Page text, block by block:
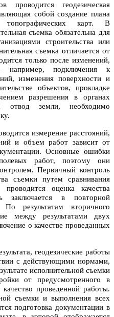
проводится геодезическая
собой создание плана
топографических карт. В
съемка обязательна для
строительства или
съемка отличается от
только после изменений,
например, подключения к
изменения поверхности и
объектов, прокладке
разрешения в органах
отвод земли, необходимо
измерение расстояний,
и объем работ зависит от
Основные ошибки
работ, поэтому они
Первичный контроль
съемки путем сравнивания
оценка качества
заключается в повторной
результатам вторичного
между результатами двух
о качестве проведанных
геодезические работы
с действующими нормами,
исполнительной съемки
от предусмотренного в
проведенной работы.
съемки и выполнения всех
подготовка документации в